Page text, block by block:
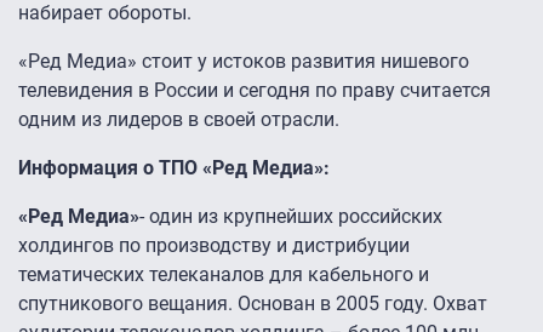
набирает обороты.
«Ред Медиа» стоит у истоков развития нишевого
телевидения в России и сегодня по праву считается
одним из лидеров в своей отрасли.
Информация о ТПО «Ред Медиа»:
«Ред Медиа»- один из крупнейших российских
холдингов по производству и дистрибуции
тематических телеканалов для кабельного и
спутникового вещания. Основан в 2005 году. Охват